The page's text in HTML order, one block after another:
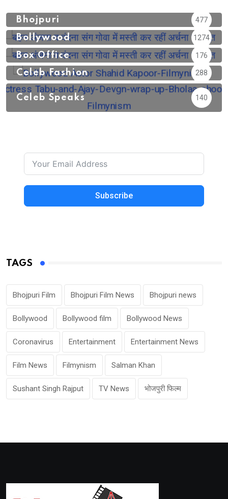
Bhojpuri 477
Bollywood 1274
Box Office 176
Celeb Fashion 288
Celeb Speaks 140
Subscribe
TAGS
Bhojpuri Film Bhojpuri Film News Bhojpuri news
Bollywood Bollywood film Bollywood News
Coronavirus Entertainment Entertainment News
Film News Filmynism Salman Khan
Sushant Singh Rajput TV News भोजपुरी फिल्म